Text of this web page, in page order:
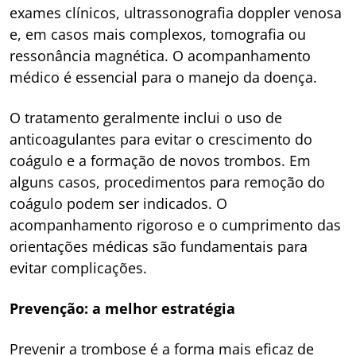
exames clínicos, ultrassonografia doppler venosa
e, em casos mais complexos, tomografia ou
ressonância magnética. O acompanhamento
médico é essencial para o manejo da doença.
O tratamento geralmente inclui o uso de
anticoagulantes para evitar o crescimento do
coágulo e a formação de novos trombos. Em
alguns casos, procedimentos para remoção do
coágulo podem ser indicados. O
acompanhamento rigoroso e o cumprimento das
orientações médicas são fundamentais para
evitar complicações.
Prevenção: a melhor estratégia
Prevenir a trombose é a forma mais eficaz de